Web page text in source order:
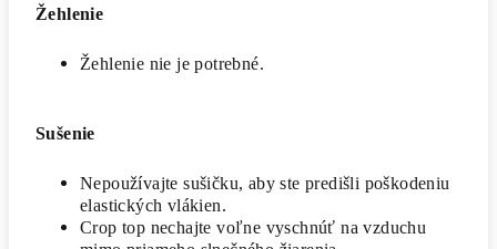
Žehlenie
Žehlenie nie je potrebné.
Sušenie
Nepoužívajte sušičku, aby ste predišli poškodeniu
elastických vlákien.
Crop top nechajte voľne vyschnúť na vzduchu